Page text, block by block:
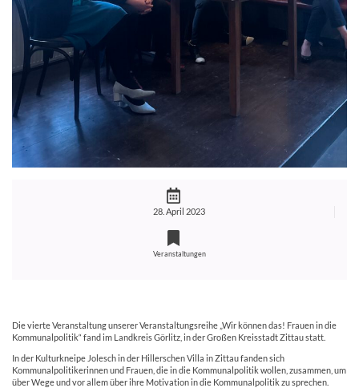
28. April 2023
Veranstaltungen
Die vierte Veranstaltung unserer Veranstaltungsreihe „Wir können das! Frauen in die
Kommunalpolitik“ fand im Landkreis Görlitz, in der Großen Kreisstadt Zittau statt.
In der Kulturkneipe Jolesch in der Hillerschen Villa in Zittau fanden sich
Kommunalpolitikerinnen und Frauen, die in die Kommunalpolitik wollen, zusammen, um
über Wege und vor allem über ihre Motivation in die Kommunalpolitik zu sprechen.